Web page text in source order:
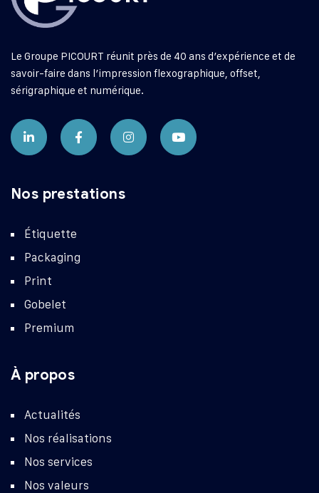
Le Groupe PICOURT réunit près de 40 ans d’expérience et de
savoir-faire dans l’impression flexographique, offset,
sérigraphique et numérique.
Nos prestations
Étiquette
Packaging
Print
Gobelet
Premium
À propos
Actualités
Nos réalisations
Nos services
Nos valeurs